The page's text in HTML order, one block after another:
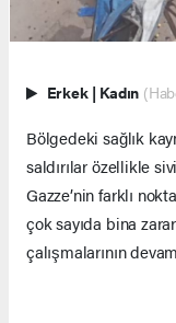
Erkek | Kadın
Bölgedeki sağlık
saldırılar özellikle
Gazze’nin farklı
çok sayıda bina
çalışmalarının